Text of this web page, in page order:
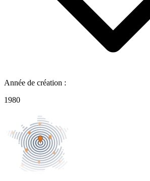
Année de création :
1980